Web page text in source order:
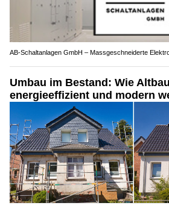
AB-Schaltanlagen GmbH – Massgeschneiderte
Umbau im Bestand: Wie
energieeffizient und modern